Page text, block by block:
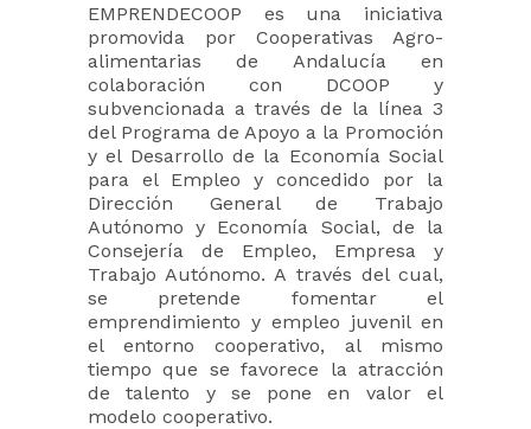
EMPRENDECOOP es una iniciativa
promovida por Cooperativas Agro-
alimentarias de Andalucía en
colaboración con DCOOP y
subvencionada a través de la línea 3
del Programa de Apoyo a la Promoción
y el Desarrollo de la Economía Social
para el Empleo y concedido por la
Dirección General de Trabajo
Autónomo y Economía Social, de la
Consejería de Empleo, Empresa y
Trabajo Autónomo. A través del cual,
se pretende fomentar el
emprendimiento y empleo juvenil en
el entorno cooperativo, al mismo
tiempo que se favorece la atracción
de talento y se pone en valor el
modelo cooperativo.